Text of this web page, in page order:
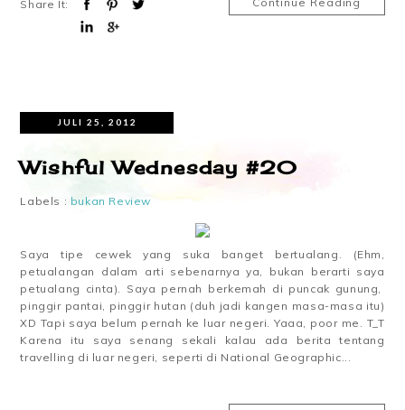
Share It:
JULI 25, 2012
Wishful Wednesday #20
Labels : bukan Review
Saya tipe cewek yang suka banget bertualang. (Ehm,
petualangan dalam arti sebenarnya ya, bukan berarti saya
petualang cinta). Saya pernah berkemah di puncak gunung,
pinggir pantai, pinggir hutan (duh jadi kangen masa-masa itu)
XD Tapi saya belum pernah ke luar negeri. Yaaa, poor me. T_T
Karena itu saya senang sekali kalau ada berita tentang
travelling di luar negeri, seperti di National Geographic...